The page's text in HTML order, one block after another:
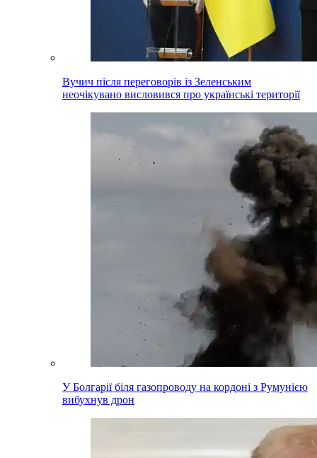
Вучич після переговорів із Зеленським
неочікувано висловився про українські території
У Болгарії біля газопроводу на кордоні з Румунією
вибухнув дрон